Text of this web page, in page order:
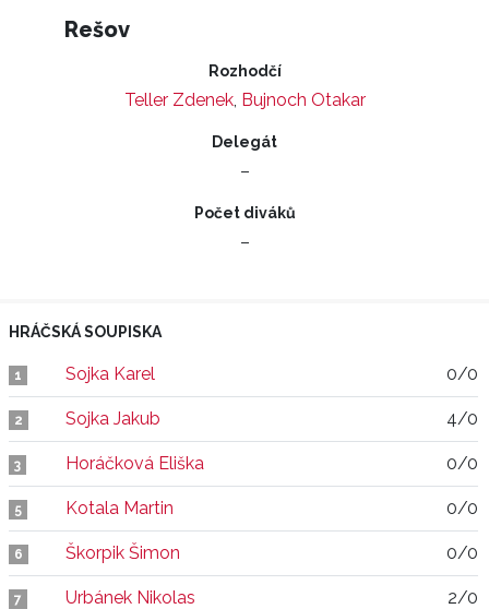
Rešov
Rozhodčí
Teller Zdenek, Bujnoch Otakar
Delegát
–
Počet diváků
–
HRÁČSKÁ SOUPISKA
1 Sojka Karel 0/0
2 Sojka Jakub 4/0
3 Horáčková Eliška 0/0
5 Kotala Martin 0/0
6 Škorpik Šimon 0/0
7 Urbánek Nikolas 2/0